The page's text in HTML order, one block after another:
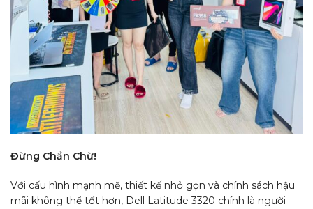
Đừng Chần Chừ!
Với cấu hình mạnh mẽ, thiết kế nhỏ gọn và chính sách hậu
mãi không thể tốt hơn, Dell Latitude 3320 chính là người